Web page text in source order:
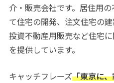
介・販売会社です。居住用
て住宅の開発、注文住宅の
投資不動産用販売など住宅
を提供しています。
キャッチフレーズ「東京に